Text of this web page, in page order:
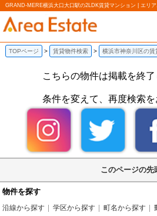
GRAND-MERE横浜大口大口駅の2LDK賃貸マンション | エリア
TOPページ 賃貸物件検索 横浜市神奈川区の賃
こちらの物件は掲載を終了
条件を変えて、再度検索を
このページの先
物件を探す
沿線から探す 学区から探す 町名から探す